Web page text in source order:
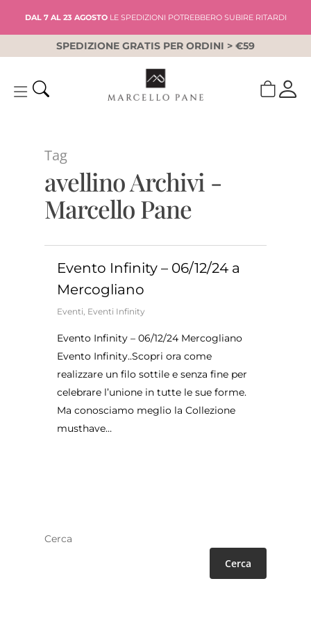
DAL 7 AL 23 AGOSTOLE SPEDIZIONI POTREBBERO SUBIRE RITARDI
SPEDIZIONE GRATIS PER ORDINI > €59
Tag
avellino Archivi -
Marcello Pane
Evento Infinity – 06/12/24 a
Mercogliano
Eventi, Eventi Infinity
Evento Infinity – 06/12/24 Mercogliano
Evento Infinity..Scopri ora come
realizzare un filo sottile e senza fine per
celebrare l’unione in tutte le sue forme.
Ma conosciamo meglio la Collezione
musthave…
Cerca
Cerca